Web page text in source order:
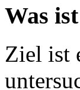
Was
Ziel ist